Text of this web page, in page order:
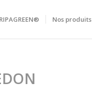
Nos produits